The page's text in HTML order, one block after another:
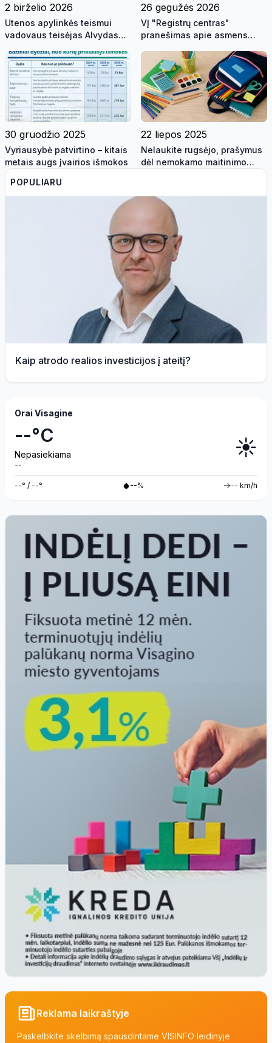
2 birželio 2026
Utenos apylinkės teismui
vadovaus teisėjas Alvydas
26 gegužės 2026
VĮ "Registrų centras"
pranešimas apie asmens
pažeidimą
30 gruodžio 2025
Vyriausybė patvirtino – kitais
metais augs įvairios išmokos
22 liepos 2025
Nelaukite rugsėjo, prašymus
dėl nemokamo maitinimo
mokykloje ir paramos mokinio
dabar
POPULIARU
Kaip atrodo realios investicijos į ateitį?
Orai Visagine
--°C
Nepasiekiama
--
☀️
--° / --° --% -- km/h
Reklama laikraštyje
Paskelbkite skelbimą spausdintame VISINFO leidinyje